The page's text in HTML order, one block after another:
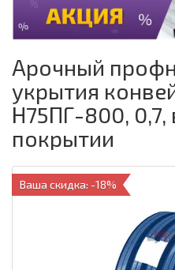
Арочный
укрытия
Н75ПГ-800,
покрытии
Ваша скидка: -18%